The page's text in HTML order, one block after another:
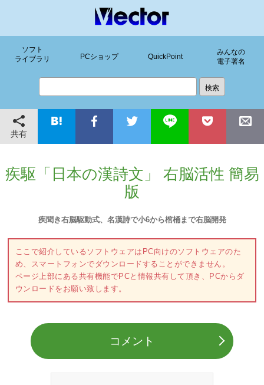
ソフト
ライブラリ
PCショップ QuickPoint
みんなの
電子署名
共有
疾駆「日本の漢詩文」 右脳活性 簡易
版
疾聞き右脳駆動式、名漢詩で小6から棺桶まで右脳開発
ここで紹介しているソフトウェアはPC向けのソフトウェアのた
め、スマートフォンでダウンロードすることができません。
ページ上部にある共有機能でPCと情報共有して頂き、PCからダ
ウンロードをお願い致します。
コメント